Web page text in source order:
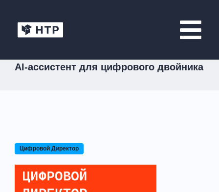
AI-ассистент для цифрового двойника
Цифровой Директор